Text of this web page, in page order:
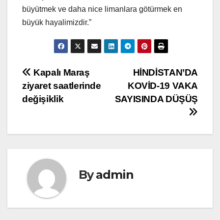
büyütmek ve daha nice limanlara götürmek en
büyük hayalimizdir.”
Yazı
gezinmesi
HİNDİSTAN’DA
KOVİD-19 VAKA
SAYISINDA DÜŞÜŞ
Kapalı Maraş
ziyaret saatlerinde
değişiklik
Byadmin